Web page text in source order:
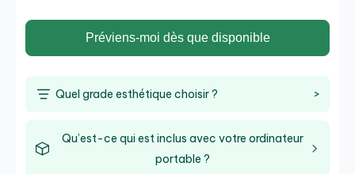
de 10e génération,8 Go de mémoire RAMet un
SSD de 256 Go, offrant un fonctionnement fluide et
silencieux. Sonécran Full HD de 14"et son format
qui ont besoin de mobilité et de fiabilité.
Préviens-moi dès que disponible
Quel grade esthétique choisir ? >
Qu’est-ce qui est inclus avec votre ordinateur
portable ?